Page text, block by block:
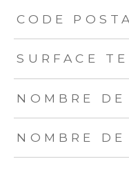
CODE
SURFACE
NOMBRE
NOMBRE DE